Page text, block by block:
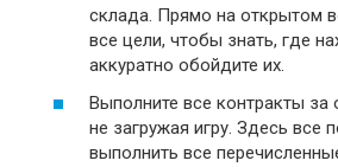
склада. Прямо на открытом
все цели, чтобы знать, где
аккуратно обойдите их.
Выполните все контракты
не загружая игру. Здесь все
выполнить все